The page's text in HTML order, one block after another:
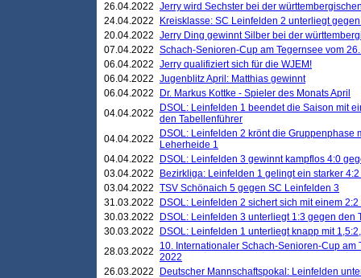
26.04.2022 Jerry wird Sechster bei der
24.04.2022
Kreisklasse: SC Leinfelden 2 unterliegt
20.04.2022 Jerry Ding gewinnt Silber bei der
07.04.2022 Schach-Senioren-Cup am Tegernsee vom
06.04.2022 Jerry qualifiziert sich für die WJEM!
06.04.2022 Jugenblitz April: Matthias gewinnt
06.04.2022
Dr. Markus Kottke - Spieler des Monats April
04.04.2022
DSOL: Leinfelden 1 beendet die Saison mit
den Tabellenführer
04.04.2022
DSOL: Leinfelden 2 krönt die Gruppenphase
Leherheide 1
04.04.2022
DSOL: Leinfelden 3 gewinnt kampflos 4:0
03.04.2022
Bezirkliga: Leinfelden 1 gelingt ein starker
03.04.2022 TSV Schönaich 5 gegen SC Leinfelden 3
31.03.2022
DSOL: Leinfelden 2 sichert sich mit einem
30.03.2022
DSOL: Leinfelden 3 unterliegt 1:3 gegen den
30.03.2022
DSOL: Leinfelden 1 unterliegt knapp mit
28.03.2022
10. Internationaler Schach-Senioren-Cup am
2022
26.03.2022
Deutscher Mannschaftspokal: Leinfelden